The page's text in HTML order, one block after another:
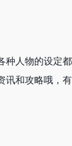
人物的设定
和攻略哦，